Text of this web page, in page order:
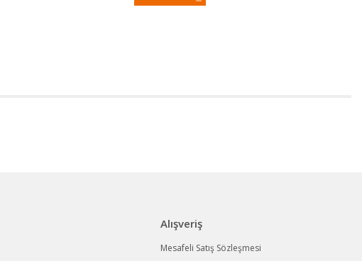
Alışveriş
Mesafeli Satış Sözleşmesi